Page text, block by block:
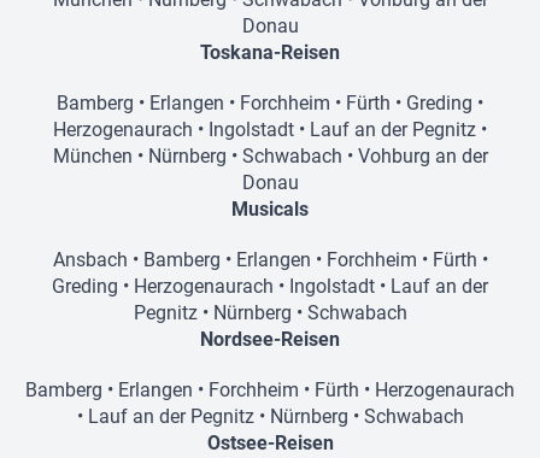
Donau
Toskana-Reisen
Bamberg • Erlangen • Forchheim • Fürth • Greding •
Herzogenaurach • Ingolstadt • Lauf an der Pegnitz •
München • Nürnberg • Schwabach • Vohburg an der
Donau
Musicals
Ansbach • Bamberg • Erlangen • Forchheim • Fürth •
Greding • Herzogenaurach • Ingolstadt • Lauf an der
Pegnitz• Nürnberg • Schwabach
Nordsee-Reisen
Bamberg • Erlangen • Forchheim • Fürth • Herzogenaurach
• Lauf an der Pegnitz• Nürnberg • Schwabach
Ostsee-Reisen